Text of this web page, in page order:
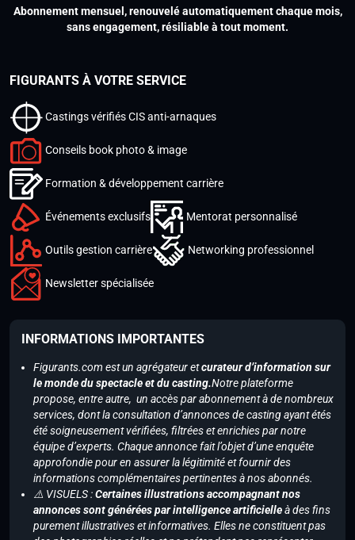
Abonnement mensuel, renouvelé automatiquement chaque mois,
sans engagement, résiliable à tout moment.
FIGURANTS À VOTRE SERVICE
Castings vérifiés CIS anti-arnaques
Conseils book photo & image
Formation & développement carrière
Événements exclusifs Mentorat personnalisé
Outils gestion carrière Networking professionnel
Newsletter spécialisée
INFORMATIONS IMPORTANTES
Figurants.com est un agrégateur etcurateur d’information sur
le monde du spectacle et du casting.Notre plateforme
propose, entre autre, un accès par abonnement à de nombreux
services, dont la consultation d’annonces de casting ayant étés
été soigneusement vérifiées, filtrées et enrichies par notre
équipe d’experts. Chaque annonce fait l’objet d’une enquête
approfondie pour en assurer la légitimité et fournir des
informations complémentaires pertinentes à nos abonnés.
⚠️ VISUELS :Certaines illustrations accompagnant nos
annonces sont générées par intelligence artificielleà des fins
purement illustratives et informatives. Elles ne constituent pas